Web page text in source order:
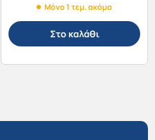
Μόνο 1 τεμ. ακόμα
Στο καλάθι